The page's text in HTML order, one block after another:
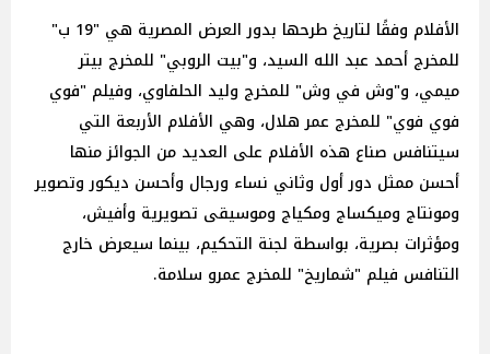
الأفلام وفقًا لتاريخ طرحها بدور العرض المصرية هي "19 ب"
للمخرج أحمد عبد الله السيد، و"بيت الروبي" للمخرج بيتر
ميمي، و"وش في وش" للمخرج وليد الحلفاوي، وفيلم "فوي
فوي فوي" للمخرج عمر هلال، وهي الأفلام الأربعة التي
سيتنافس صناع هذه الأفلام على العديد من الجوائز منها
أحسن ممثل دور أول وثاني نساء ورجال وأحسن ديكور وتصوير
ومونتاج وميكساج ومكياج وموسيقى تصويرية وأفيش،
ومؤثرات بصرية، بواسطة لجنة التحكيم، بينما سيعرض خارج
التنافس فيلم "شماريخ" للمخرج عمرو سلامة.